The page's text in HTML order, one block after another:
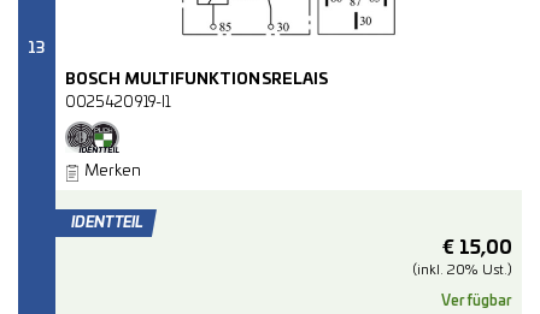
13
BOSCH MULTIFUNKTIONSRELAIS
0025420919-I1
Merken
€ 15,00
(inkl. 20% Ust.)
Verfügbar